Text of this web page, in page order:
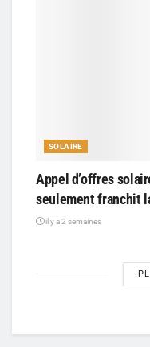
SOLAIRE
Appel d’offres
seulement franchit
il y a 2 semaines